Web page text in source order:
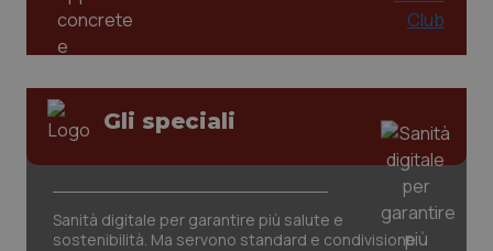
Gli speciali
Sanità digitale per garantire più salute e
sostenibilità. Ma servono standard e condivisione
www.quotidianosanita.it